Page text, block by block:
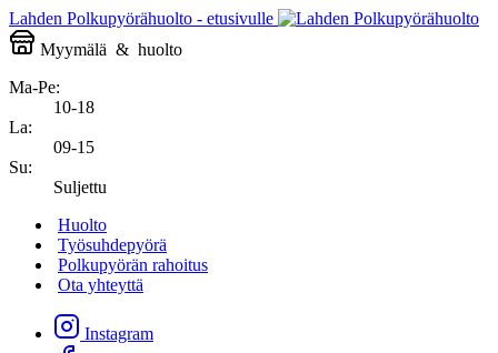
Lahden Polkupyörähuolto - etusivulle
Myymälä & huolto
Ma-Pe:
10-18
La:
09-15
Su:
Suljettu
Huolto
Työsuhdepyörä
Polkupyörän rahoitus
Ota yhteyttä
Instagram